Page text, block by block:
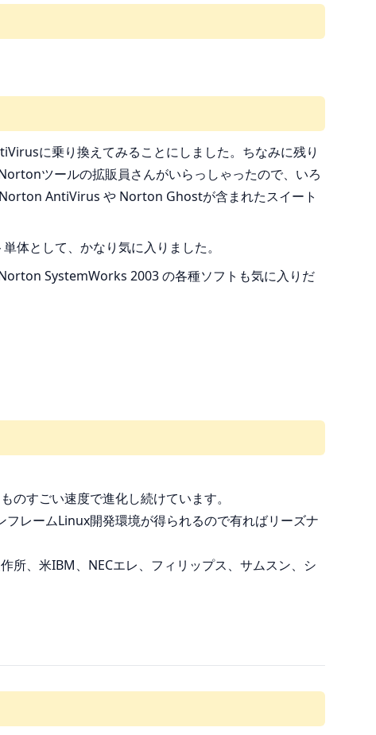
に乗り換えてみることにしました。ちなみに残り
ツールの拡販員さんがいらっしゃったので、いろ
AntiVirus や Norton Ghostが含まれたスイート
体として、かなり気に入りました。
SystemWorks 2003 の各種ソフトも気に入りだ
すごい速度で進化し続けています。
フレームLinux開発環境が得られるので有ればリーズナ
所、米IBM、NECエレ、フィリップス、サムスン、シ